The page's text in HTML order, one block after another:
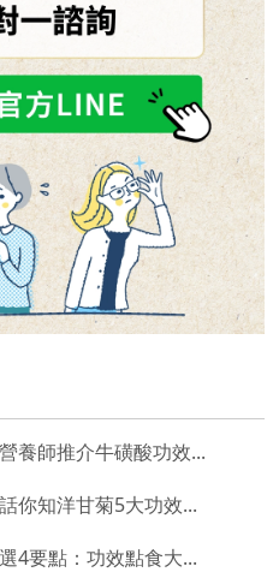
養師推介牛磺酸功效...
你知洋甘菊5大功效...
4要點：功效點食大...